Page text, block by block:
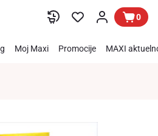
0
Moj Maxi Promocije MAXI